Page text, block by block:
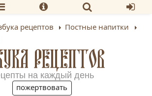
рецептов
Постные напитки
РЕЦЕПТОВ
на каждый день
пожертвовать